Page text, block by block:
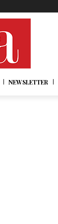
NEWSLETTER